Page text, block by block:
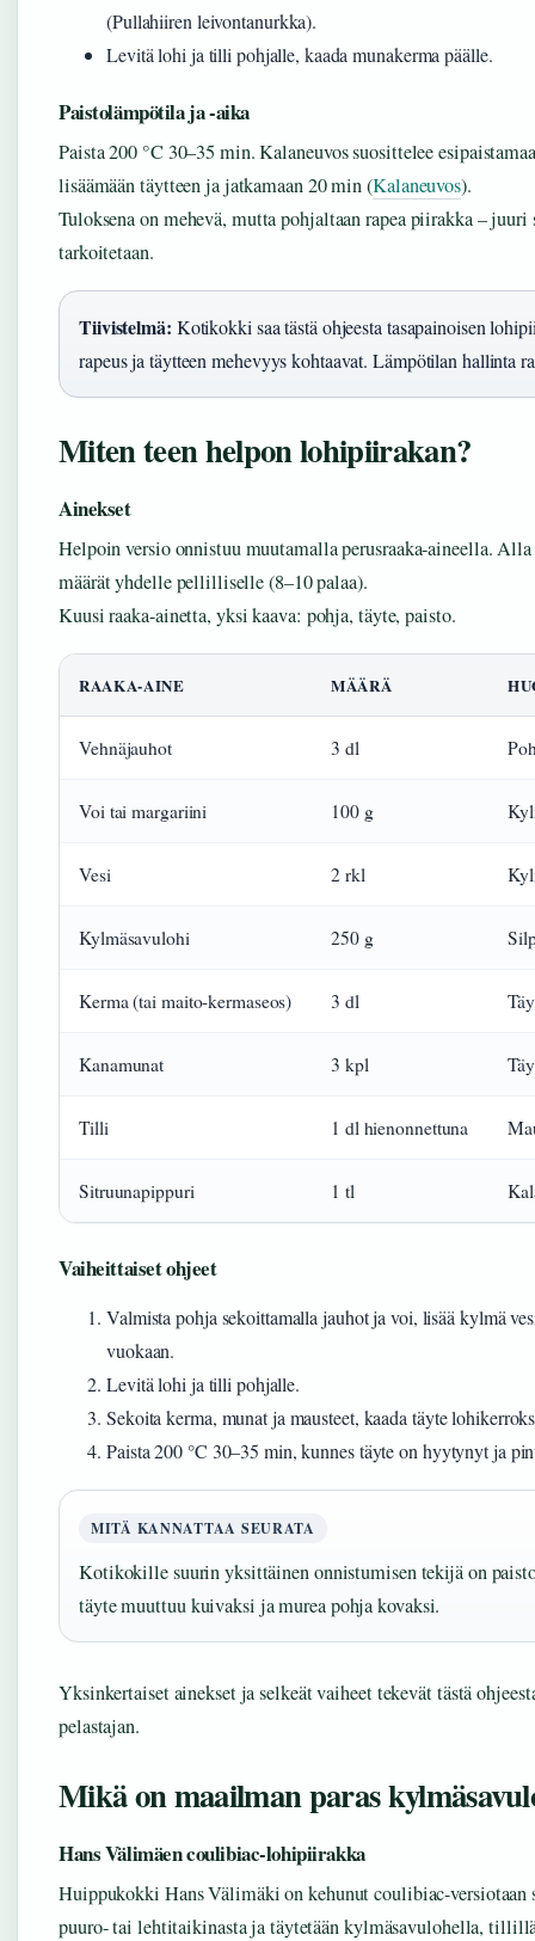
(Pullahiiren leivontanurkka).
Levitä lohi ja tilli pohjalle, kaada munakerma päälle.
Paistolämpötila ja -aika
Paista 200 °C 30–35 min. Kalaneuvos suosittelee
lisäämään täytteen ja jatkamaan 20 min (Kalaneuvos).
Tuloksena on mehevä, mutta pohjaltaan rapea piirakka –
tarkoitetaan.
Tiivistelmä: Kotikokki saa tästä ohjeesta tasapainoisen
rapeus ja täytteen mehevyys kohtaavat. Lämpötilan hallinta
Miten teen helpon lohipiirakan?
Ainekset
Helpoin versio onnistuu muutamalla perusraaka-aineella.
määrät yhdelle pellilliselle (8–10 palaa).
Kuusi raaka-ainetta, yksi kaava: pohja, täyte, paisto.
RAAKA-AINE MÄÄRÄ
Vehnäjauhot 3 dl
Voi tai margariini 100 g
Vesi 2 rkl
Kylmäsavulohi 250 g
Kerma (tai maito-kermaseos) 3 dl
Kanamunat 3 kpl
Tilli 1 dl hienonnettuna
Sitruunapippuri 1 tl
Vaiheittaiset ohjeet
Valmista pohja sekoittamalla jauhot ja voi, lisää kylmä
vuokaan.
Levitä lohi ja tilli pohjalle.
Sekoita kerma, munat ja mausteet, kaada täyte
Paista 200 °C 30–35 min, kunnes täyte on hyytynyt ja
MITÄ KANNATTAA SEURATA
Kotikokille suurin yksittäinen onnistumisen tekijä on
täyte muuttuu kuivaksi ja murea pohja kovaksi.
Yksinkertaiset ainekset ja selkeät vaiheet tekevät tästä
pelastajan.
Mikä on maailman paras
Hans Välimäen coulibiac-lohipiirakka
Huippukokki Hans Välimäki on kehunut coulibiac-versiotaan
puuro- tai lehtitaikinasta ja täytetään kylmäsavulohella,